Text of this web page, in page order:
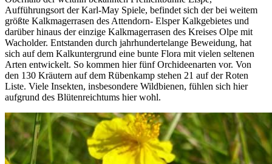
Aufführungsort der Karl-May Spiele, befindet sich der bei weitem
größte Kalkmagerrasen des Attendorn- Elsper Kalkgebietes und
darüber hinaus der einzige Kalkmagerrasen des Kreises Olpe mit
Wacholder. Entstanden durch jahrhundertelange Beweidung, hat
sich auf dem Kalkuntergrund eine bunte Flora mit vielen seltenen
Arten entwickelt. So kommen hier fünf Orchideenarten vor. Von
den 130 Kräutern auf dem Rübenkamp stehen 21 auf der Roten
Liste. Viele Insekten, insbesondere Wildbienen, fühlen sich hier
aufgrund des Blütenreichtums hier wohl.